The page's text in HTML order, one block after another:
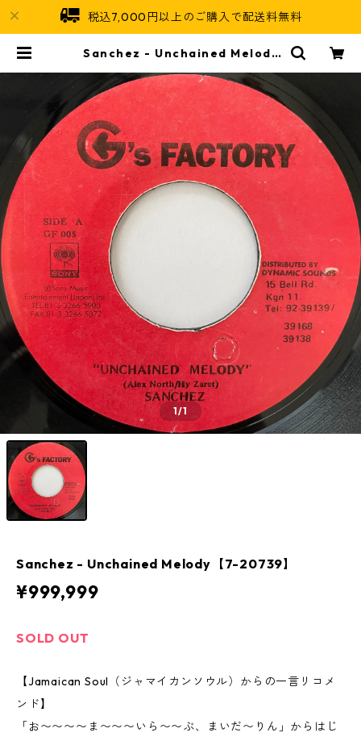
税込7,000円以上のご購入で配送料無料
Sanchez - Unchained Melody
1/1
Sanchez - Unchained Melody【7-20739】
¥999,999
SOLD OUT
【Jamaican Soul（ジャマイカンソウル）からの一言リコメ
ンド】
「お〜〜〜〜ま〜〜〜いら〜〜ぶ、まいだ〜りん」からはじ